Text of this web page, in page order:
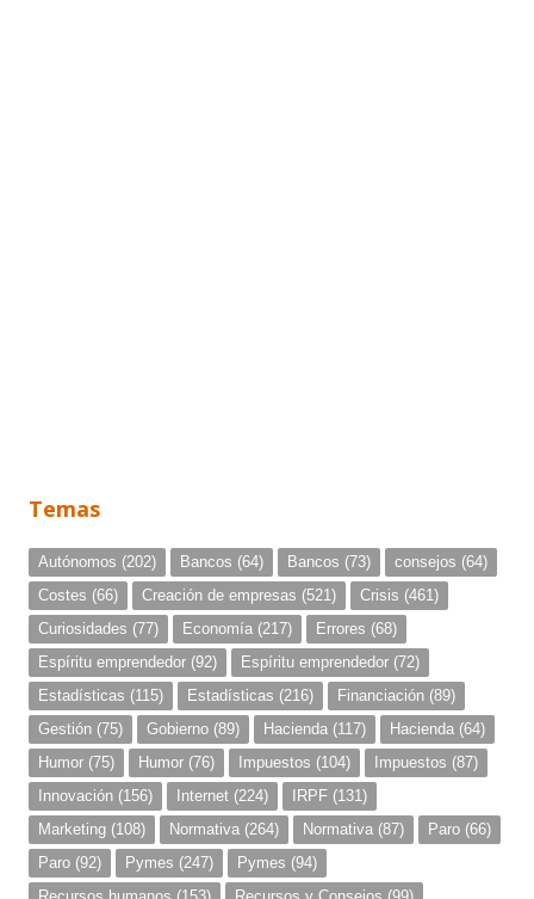
Temas
Autónomos (202) Bancos (64) Bancos (73) consejos (64)
Costes (66) Creación de empresas (521) Crisis (461)
Curiosidades (77) Economía (217) Errores (68)
Espíritu emprendedor (92) Espíritu emprendedor (72)
Estadísticas (115) Estadísticas (216) Financiación (89)
Gestión (75) Gobierno (89) Hacienda (117) Hacienda (64)
Humor (75) Humor (76) Impuestos (104) Impuestos (87)
Innovación (156) Internet (224) IRPF (131)
Marketing (108) Normativa (264) Normativa (87) Paro (66)
Paro (92) Pymes (247) Pymes (94)